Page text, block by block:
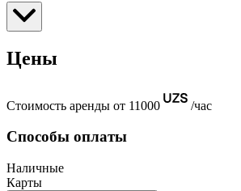
Цены
Стоимость аренды от 11000 /час
Способы оплаты
Наличные
Карты